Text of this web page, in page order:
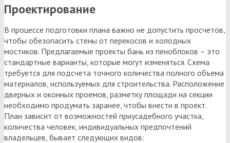
Проектирование
В процессе подготовки плана важно не допустить просчетов,
чтобы обезопасить стены от перекосов и холодных
мостиков. Предлагаемые проекты бань из пеноблоков – это
стандартные варианты, которые могут изменяться. Схема
требуется для подсчета точного количества полного объема
материалов, используемых для строительства. Расположение
дверных и оконных проемов, разметку площади на секции
необходимо продумать заранее, чтобы внести в проект.
План зависит от возможностей приусадебного участка,
количества человек, индивидуальных предпочтений
владельцев, бывает следующих видов: